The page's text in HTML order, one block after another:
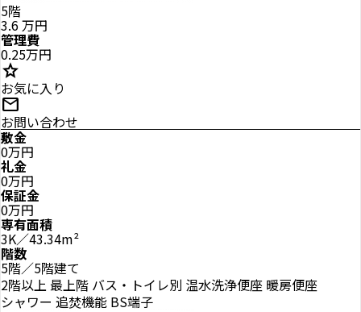
5階
3.6万円
管理費
0.25万円
star
お気に入り
mail
お問い合わせ
敷金
0万円
礼金
0万円
保証金
0万円
専有面積
3K／43.34m²
階数
5階／5階建て
2階以上 最上階 バス・トイレ別 温水洗浄便座 暖房便座
シャワー 追焚機能 BS端子